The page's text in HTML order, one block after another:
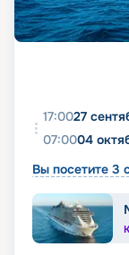
17:0027
07:0004
Вы посетите 3